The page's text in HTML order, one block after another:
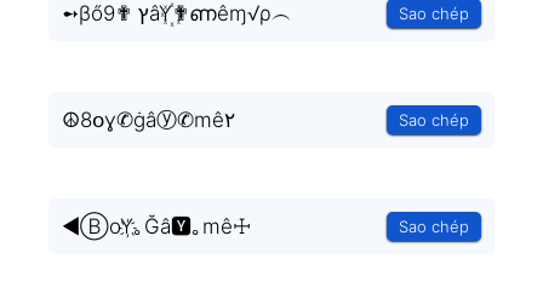
➻βőץ ✟9âY꙰✟ണêɱ√ρ︵ Sao chép
☮8օɣ✆ġâⓨ✆mê۲ Sao chép
◄ⒷoY҉｡Ğâ🆈｡mê☩ Sao chép